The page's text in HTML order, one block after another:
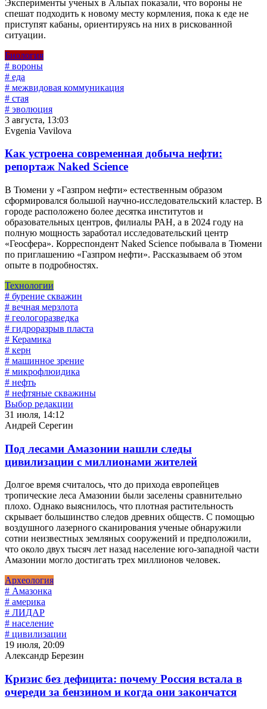
Эксперименты ученых в Альпах показали, что вороны не
спешат подходить к новому месту кормления, пока к еде не
приступят кабаны, ориентируясь на них в рискованной
ситуации.
Биология
# вороны
# еда
# межвидовая коммуникация
# стая
# эволюция
3 августа, 13:03
Evgenia Vavilova
Как устроена современная добыча нефти:
репортаж Naked Science
В Тюмени у «Газпром нефти» естественным образом
сформировался большой научно-исследовательский кластер. В
городе расположено более десятка институтов и
образовательных центров, филиалы РАН, а в 2024 году на
полную мощность заработал исследовательский центр
«Геосфера». Корреспондент Naked Science побывала в Тюмени
по приглашению «Газпром нефти». Рассказываем об этом
опыте в подробностях.
Технологии
# бурение скважин
# вечная мерзлота
# геологоразведка
# гидроразрыв пласта
# Керамика
# керн
# машинное зрение
# микрофлюидика
# нефть
# нефтяные скважины
Выбор редакции
31 июля, 14:12
Андрей Серегин
Под лесами Амазонии нашли следы
цивилизации с миллионами жителей
Долгое время считалось, что до прихода европейцев
тропические леса Амазонии были заселены сравнительно
плохо. Однако выяснилось, что плотная растительность
скрывает большинство следов древних обществ. С помощью
воздушного лазерного сканирования ученые обнаружили
сотни неизвестных земляных сооружений и предположили,
что около двух тысяч лет назад население юго-западной части
Амазонии могло достигать трех миллионов человек.
Археология
# Амазонка
# америка
# ЛИДАР
# население
# цивилизации
19 июля, 20:09
Александр Березин
Кризис без дефицита: почему Россия встала в
очереди за бензином и когда они закончатся